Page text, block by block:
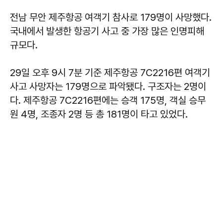
전남 무안 제주항공 여객기 참사로 179명이 사망했다.
국내에서 발생한 항공기 사고 중 가장 많은 인명피해
규모다.
29일 오후 9시 7분 기준 제주항공 7C2216편 여객기
사고 사망자는 179명으로 파악됐다. 구조자는 2명이
다. 제주항공 7C2216편에는 승객 175명, 객실 승무
원 4명, 조종자 2명 등 총 181명이 타고 있었다.